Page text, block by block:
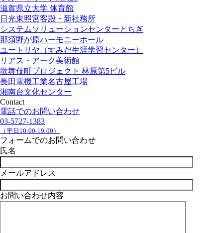
滋賀県立大学 体育館
日光東照宮客殿・新社務所
システムソリューションセンターとちぎ
那須野が原ハーモニーホール
ユートリヤ（すみだ生涯学習センター）
リアス・アーク美術館
歌舞伎町プロジェクト 林原第5ビル
長田電機工業名古屋工場
湘南台文化センター
Contact
電話でのお問い合わせ
03-5727-1383
（平日10:00-19:00）
フォームでのお問い合わせ
氏名
メールアドレス
お問い合わせ内容